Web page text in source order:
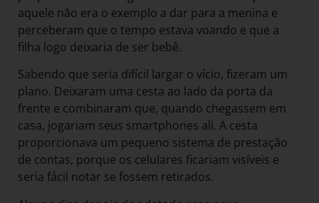
aquele não era o exemplo a dar para a menina e
perceberam que o tempo estava voando e que a
filha logo deixaria de ser bebê.
Sabendo que seria difícil largar o vício, fizeram um
plano. Deixaram uma cesta ao lado da porta da
frente e combinaram que, quando chegassem em
casa, jogariam seus smartphones ali. A cesta
proporcionava um pequeno sistema de prestação
de contas, porque os celulares ficariam visíveis e
seria fácil notar se fossem retirados.